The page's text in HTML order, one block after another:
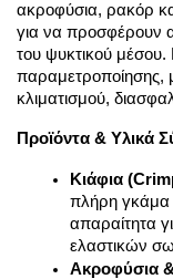
ακροφύσια, ρακόρ
για να προσφέρουν
του ψυκτικού
παραμετροποίησης,
κλιματισμού,
Προϊόντα & Υλικά
Κιάφια
πλήρη γκάμα
απαραίτητα
ελαστικών
Ακροφύσια